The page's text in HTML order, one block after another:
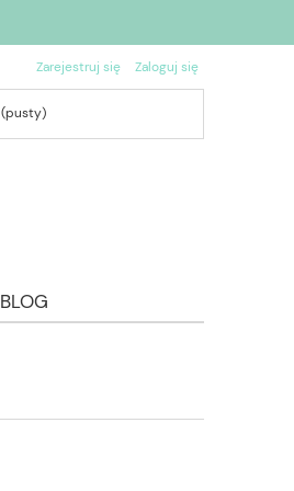
Zarejestruj się Zaloguj się
(pusty)
BLOG